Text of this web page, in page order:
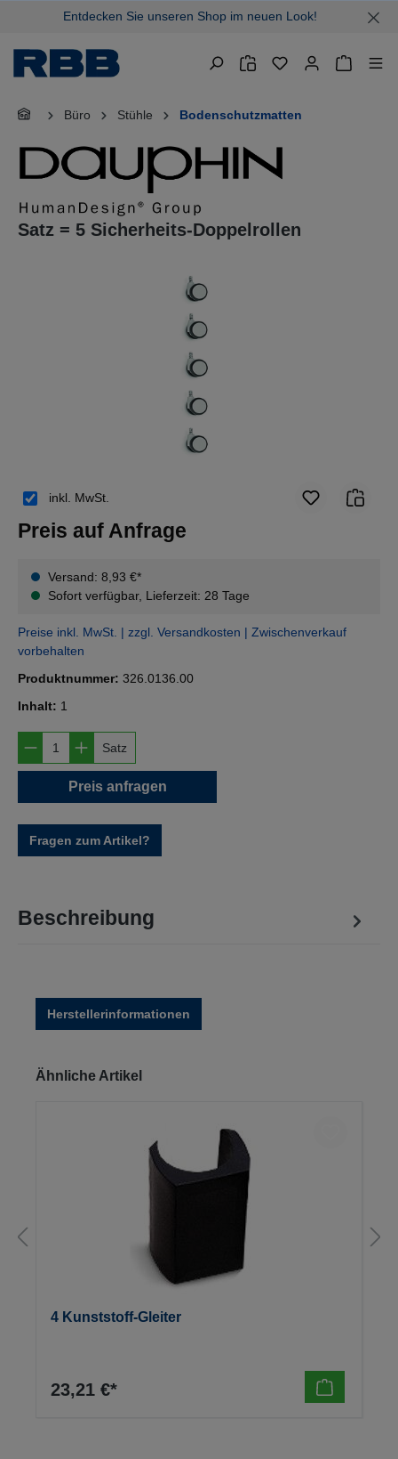
springenEntdecken Sie unseren Shop im neuen Look!
Büro Stühle Bodenschutzmatten
Satz = 5 Sicherheits-Doppelrollen
Preis auf Anfrage
Versand: 8,93 €*
Sofort verfügbar, Lieferzeit: 28 Tage
inkl. MwSt.
Preise inkl. MwSt. | zzgl. Versandkosten | Zwischenverkauf
vorbehalten
Produktnummer: 326.0136.00
Inhalt: 1
Produkt Anzahl: Gib den gewünschten
Satz
Preis anfragen
Fragen zum Artikel?
Beschreibung
Herstellerinformationen
Produktgalerie überspringen
Ähnliche Artikel
4 Kunststoff-Gleiter
23,21 €*